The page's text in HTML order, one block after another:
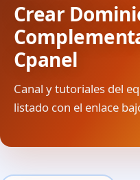
Crear
Cpanel
Canal y tutoriales del
listado con el enlace